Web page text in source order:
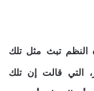
النظم تبث مثل تلك
التي قالت إن تلك